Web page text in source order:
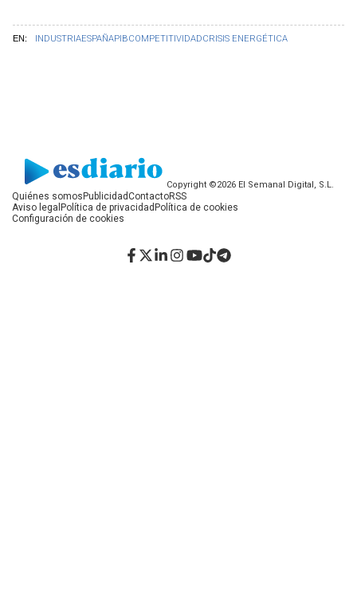
EN: INDUSTRIAESPAÑAPIBCOMPETITIVIDADCRISIS ENERGÉTICA
Copyright ©2026 El Semanal Digital, S.L.
Quiénes somos PublicidadContactoRSS
Aviso legal Política de privacidad Política de cookies
Configuración de cookies
Facebook
Twitter
LinkedIn
Instagram
YouTube
TikTok
Telegram